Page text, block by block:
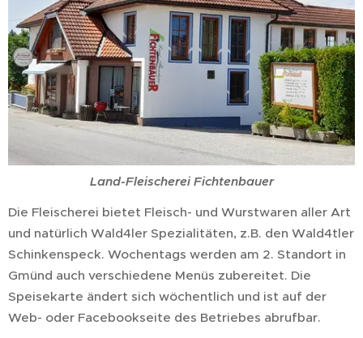
Land-Fleischerei Fichtenbauer
Die Fleischerei bietet Fleisch- und Wurstwaren aller Art
und natürlich Wald4ler Spezialitäten, z.B. den Wald4tler
Schinkenspeck. Wochentags werden am 2. Standort in
Gmünd auch verschiedene Menüs zubereitet. Die
Speisekarte ändert sich wöchentlich und ist auf der
Web- oder Facebookseite des Betriebes abrufbar.